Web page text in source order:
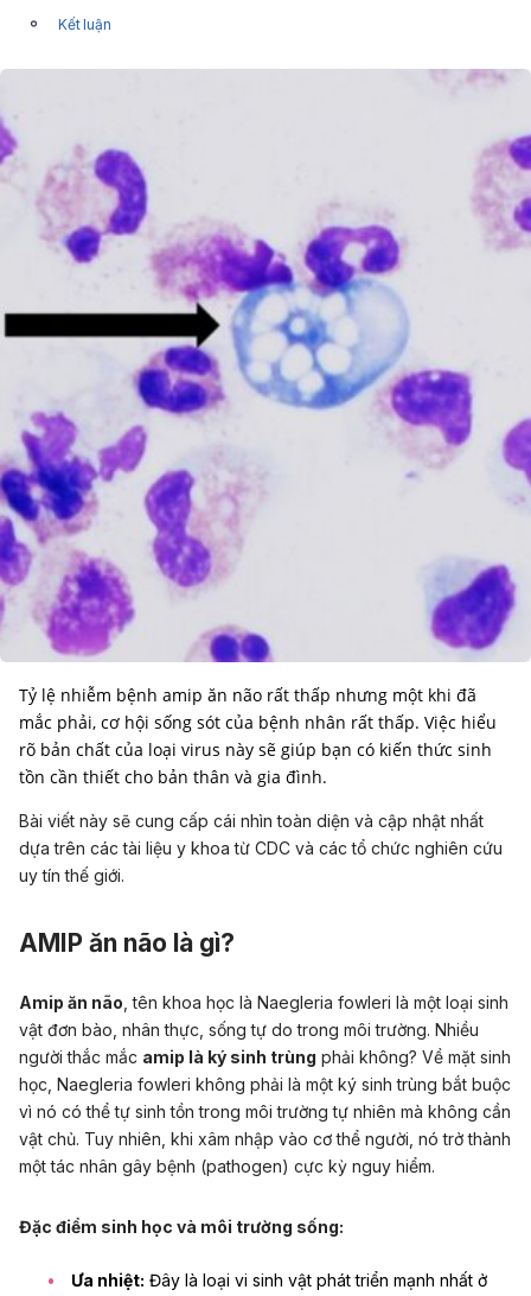
Kết luận
Tỷ lệ nhiễm bệnh amip ăn não rất thấp nhưng một khi đã
mắc phải, cơ hội sống sót của bệnh nhân rất thấp. Việc hiểu
rõ bản chất của loại virus này sẽ giúp bạn có kiến thức sinh
tồn cần thiết cho bản thân và gia đình.
Bài viết này sẽ cung cấp cái nhìn toàn diện và cập nhật nhất
dựa trên các tài liệu y khoa từ CDC và các tổ chức nghiên cứu
uy tín thế giới.
AMIP ăn não là gì?
Amip ăn não , tên khoa học là Naegleria fowleri là một loại sinh
vật đơn bào, nhân thực, sống tự do trong môi trường. Nhiều
người thắc mắc amip là ký sinh trùng phải không? Về mặt sinh
học, Naegleria fowleri không phải là một ký sinh trùng bắt buộc
vì nó có thể tự sinh tồn trong môi trường tự nhiên mà không cần
vật chủ. Tuy nhiên, khi xâm nhập vào cơ thể người, nó trở thành
một tác nhân gây bệnh (pathogen) cực kỳ nguy hiểm.
Đặc điểm sinh học và môi trường sống:
Ưa nhiệt: Đây là loại vi sinh vật phát triển mạnh nhất ở